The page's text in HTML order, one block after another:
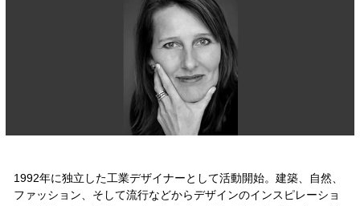
1992年に独立した工業デザイナーとして活動開始。建築、自然、
ファッション、そして流行などからデザインのインスピレーショ